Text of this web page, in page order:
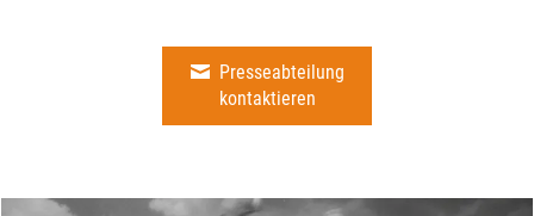
Presseabteilung
kontaktieren